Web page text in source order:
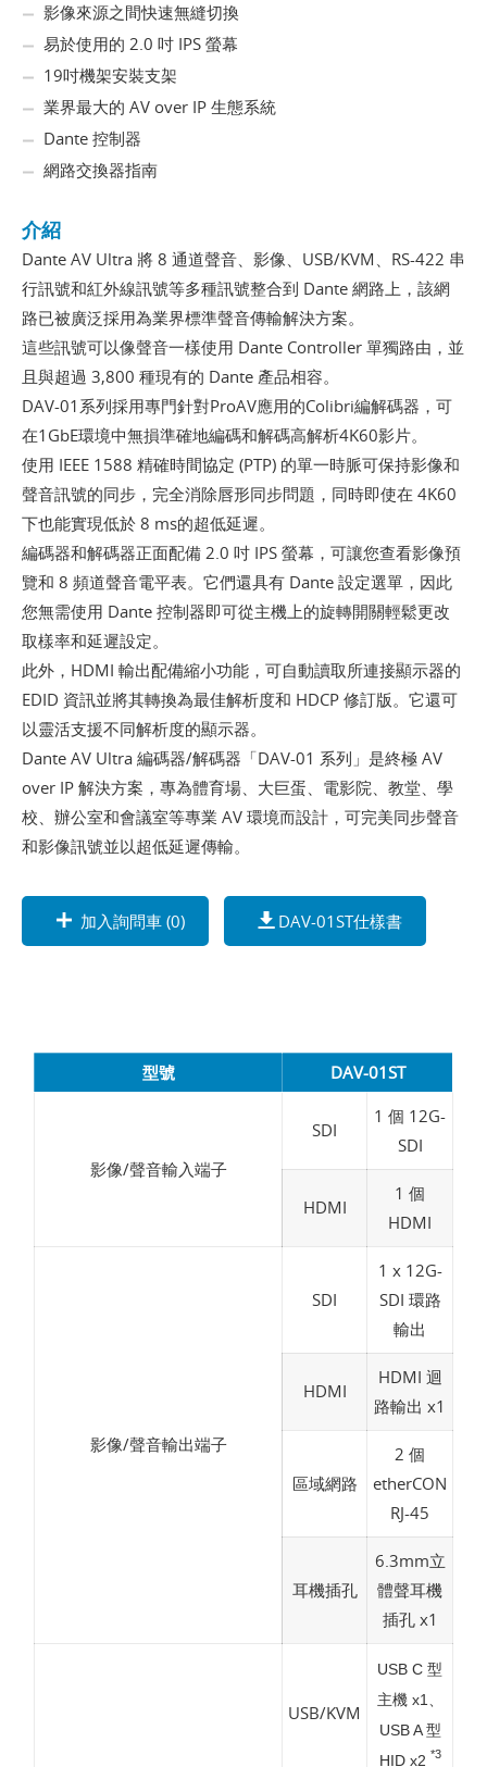
影像來源之間快速無縫切換
易於使用的 2.0 吋 IPS 螢幕
19吋機架安裝支架
業界最大的 AV over IP 生態系統
Dante 控制器
網路交換器指南
介紹
Dante AV Ultra 將 8 通道聲音、影像、USB/KVM、RS-422 串
行訊號和紅外線訊號等多種訊號整合到 Dante 網路上，該網
路已被廣泛採用為業界標準聲音傳輸解決方案。
這些訊號可以像聲音一樣使用 Dante Controller 單獨路由，並
且與超過 3,800 種現有的 Dante 產品相容。
DAV-01系列採用專門針對ProAV應用的Colibri編解碼器，可
在1GbE環境中無損準確地編碼和解碼高解析4K60影片。
使用 IEEE 1588 精確時間協定 (PTP) 的單一時脈可保持影像和
聲音訊號的同步，完全消除唇形同步問題，同時即使在 4K60
下也能實現低於 8 ms的超低延遲。
編碼器和解碼器正面配備 2.0 吋 IPS 螢幕，可讓您查看影像預
覽和 8 頻道聲音電平表。它們還具有 Dante 設定選單，因此
您無需使用 Dante 控制器即可從主機上的旋轉開關輕鬆更改
取樣率和延遲設定。
此外，HDMI 輸出配備縮小功能，可自動讀取所連接顯​​示器的
EDID 資訊並將其轉換為最佳解析度和 HDCP 修訂版。它還可
以靈活支援不同解析度的顯示器。
Dante AV Ultra 編碼器/解碼器「DAV-01 系列」是終極 AV
over IP 解決方案，專為體育場、大巨蛋、電影院、教堂、學
校、辦公室和會議室等專業 AV 環境而設計，可完美同步聲音
和影像訊號並以超低延遲傳輸。
加入詢問車 (0) DAV-01ST仕樣書
型號 DAV-01ST
影像/聲音輸入端子
SDI
1 個 12G-
SDI
HDMI
1 個
HDMI
影像/聲音輸出端子
SDI
1 x 12G-
SDI 環路
輸出
HDMI
HDMI 迴
路輸出 x1
區域網路
2 個
etherCON
RJ-45
耳機插孔
6.3mm立
體聲耳機
插孔 x1
USB/KVM
USB C 型
主機 x1、
USB A 型
HID x2 *3